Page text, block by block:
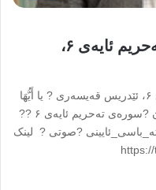
۱۶- پە یامێک بۆ ئیمانداران، تەحریم ئایەی ۶،
۱۶- پە یامێک بۆ ئیمانداران، تەحریم ئایەی ۶، ئێدریس قەیسەری ? یا أَیُّهَا
?صوتی ? لینک